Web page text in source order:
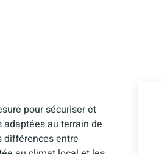
pour sécuriser et
au terrain de
différences entre